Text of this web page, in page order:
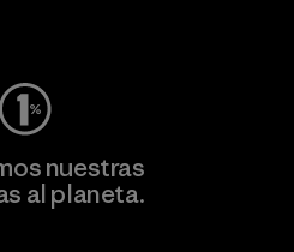
nuestras
al planeta.